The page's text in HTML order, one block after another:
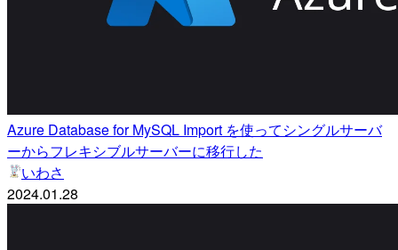
Azure Database for MySQL Import を使ってシングルサーバ
ーからフレキシブルサーバーに移行した
いわさ
2024.01.28